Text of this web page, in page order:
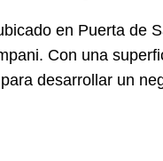
en Puerta de
Con una
desarrollar un